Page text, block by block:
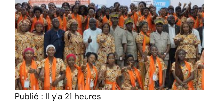
Publié : Il y'a 21 heures